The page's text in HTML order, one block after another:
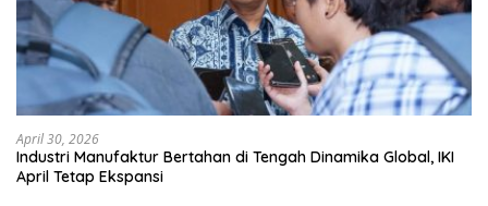
April 30, 2026
Industri Manufaktur Bertahan di Tengah Dinamika Global, IKI
April Tetap Ekspansi